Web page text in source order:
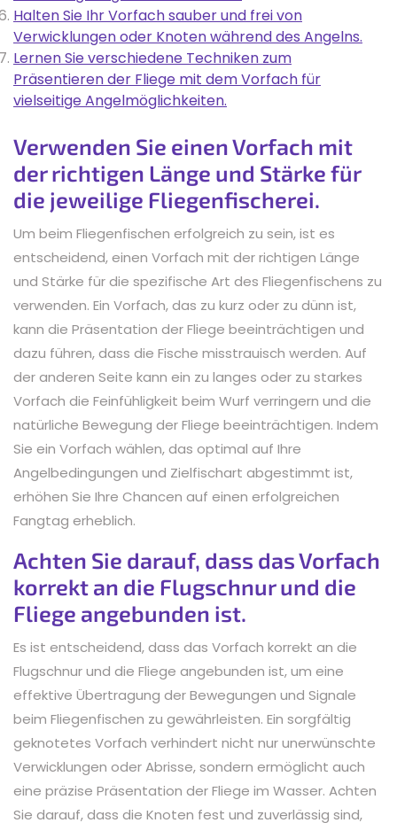
Halten Sie Ihr Vorfach sauber und frei von
Verwicklungen oder Knoten während des Angelns.
Lernen Sie verschiedene Techniken zum
Präsentieren der Fliege mit dem Vorfach für
vielseitige Angelmöglichkeiten.
Verwenden Sie einen Vorfach mit
der richtigen Länge und Stärke für
die jeweilige Fliegenfischerei.
Um beim Fliegenfischen erfolgreich zu sein, ist es
entscheidend, einen Vorfach mit der richtigen Länge
und Stärke für die spezifische Art des Fliegenfischens zu
verwenden. Ein Vorfach, das zu kurz oder zu dünn ist,
kann die Präsentation der Fliege beeinträchtigen und
dazu führen, dass die Fische misstrauisch werden. Auf
der anderen Seite kann ein zu langes oder zu starkes
Vorfach die Feinfühligkeit beim Wurf verringern und die
natürliche Bewegung der Fliege beeinträchtigen. Indem
Sie ein Vorfach wählen, das optimal auf Ihre
Angelbedingungen und Zielfischart abgestimmt ist,
erhöhen Sie Ihre Chancen auf einen erfolgreichen
Fangtag erheblich.
Achten Sie darauf, dass das Vorfach
korrekt an die Flugschnur und die
Fliege angebunden ist.
Es ist entscheidend, dass das Vorfach korrekt an die
Flugschnur und die Fliege angebunden ist, um eine
effektive Übertragung der Bewegungen und Signale
beim Fliegenfischen zu gewährleisten. Ein sorgfältig
geknotetes Vorfach verhindert nicht nur unerwünschte
Verwicklungen oder Abrisse, sondern ermöglicht auch
eine präzise Präsentation der Fliege im Wasser. Achten
Sie darauf, dass die Knoten fest und zuverlässig sind,